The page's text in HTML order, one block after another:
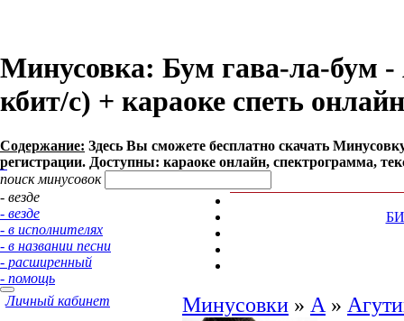
Минусовка: Бум гава-ла-бум -
кбит/с) + караоке спеть онлайн
Содержание: Здесь Вы сможете бесплатно cкачать
регистрации. Доступны: караоке онлайн, спектрограмма,
поиск минусовок
- везде
- везде
- в исполнителях
- в названии песни
- расширенный
- помощь
Личный кабинет Минусовки » А »